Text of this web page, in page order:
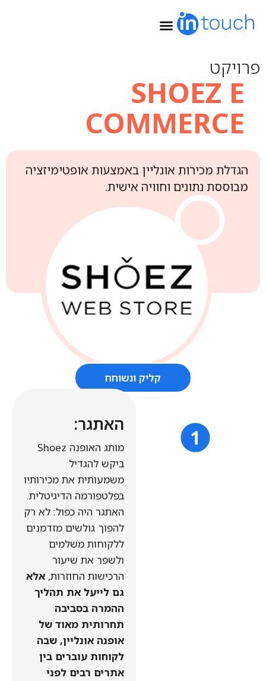
פרויקט
SHOEZ E
COMMERCE
הגדלת מכירות אונליין באמצעות אופטימיזציה
מבוססת נתונים וחוויה אישית.
קליק ונשוחח
האתגר:
מותג האופנה Shoez
ביקש להגדיל
משמעותית את מכירותיו
בפלטפורמה הדיגיטלית.
האתגר היה כפול: לא רק
להפוך גולשים מזדמנים
ללקוחות משלמים
ולשפר את שיעור
הרכישות החוזרות, אלא
גם לייעל את תהליך
ההמרה בסביבה
תחרותית מאוד של
אופנה אונליין, שבה
לקוחות עוברים בין
אתרים רבים לפני